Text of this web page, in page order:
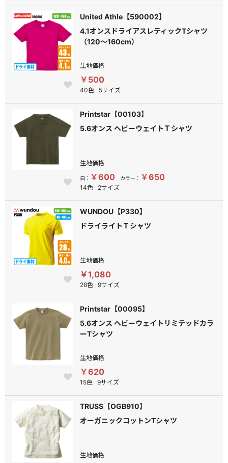
United Athle【590002】
4.1オンスドライアスレティックTシャツ
（120～160cm）
生地価格
￥500
40色 5サイズ
Printstar【00103】
5.6オンス ヘビーウェイトＴシャツ
生地価格
白： ￥600 カラー： ￥650
14色 2サイズ
WUNDOU【P330】
ドライライトＴシャツ
生地価格
￥1,080
28色 9サイズ
Printstar【00095】
5.6オンス ヘビーウェイトリミテッドカラ
ーTシャツ
生地価格
￥620
15色 9サイズ
TRUSS【OGB910】
オーガニックコットンTシャツ
生地価格